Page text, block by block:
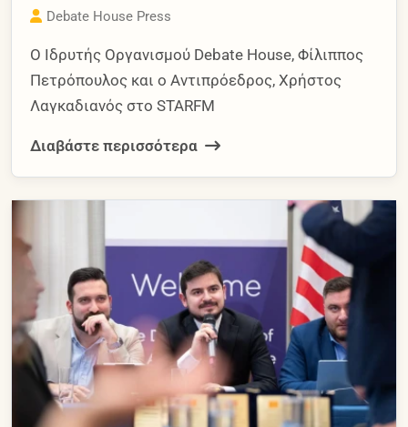
Debate House Press
Ο Ιδρυτής Οργανισμού Debate House, Φίλιππος
Πετρόπουλος και ο Αντιπρόεδρος, Χρήστος
Λαγκαδιανός στο STARFM
Διαβάστε περισσότερα